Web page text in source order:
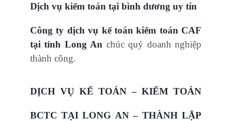
Dịch vụ kiểm toán tại bình dương uy tín
Công ty dịch vụ kế toán kiểm toán CAF
tại tỉnh Long An chúc quý doanh nghiệp
thành công.
DỊCH VỤ KẾ TOÁN – KIỂM TOÁN
BCTC TẠI LONG AN – THÀNH LẬP